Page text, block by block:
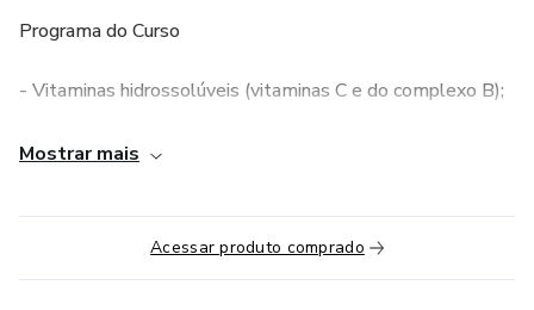
Programa do Curso
- Vitaminas hidrossolúveis (vitaminas C e do complexo B);
- Vitaminas lipossolúveis (vitaminas A, D, E e K);
- Minerais (cobre, cloro, cálcio, cromo, ferro, fósforo, iodo,
magnésio, manganês, potássio, selênio, silício, sódio, zinco).
Mostrar mais
Acessar produto comprado